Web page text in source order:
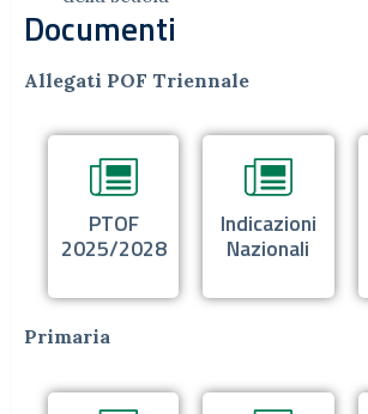
Documenti
Allegati POF Triennale
PTOF
2025/2028
Indicazioni
Nazionali
Primaria